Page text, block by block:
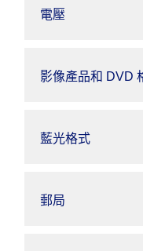
電壓
影像產品和 DVD
藍光格式
郵局